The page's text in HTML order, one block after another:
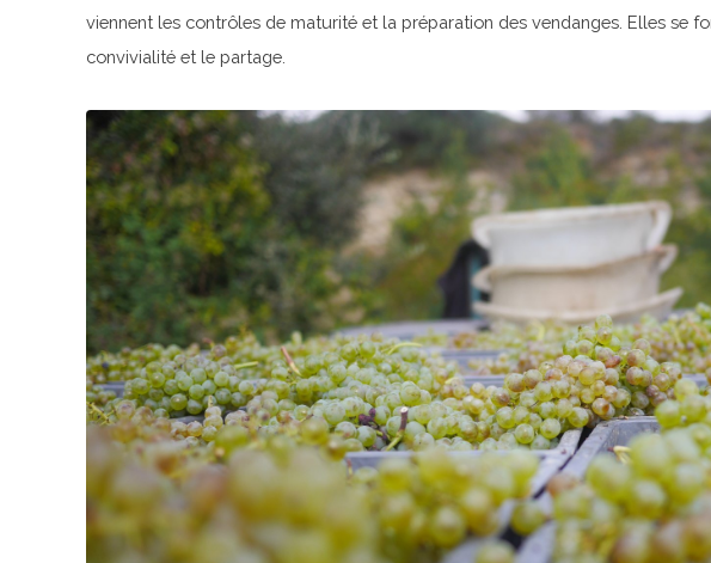
viennent les contrôles de maturité et la préparation des vendanges. Elles se
convivialité et le partage.